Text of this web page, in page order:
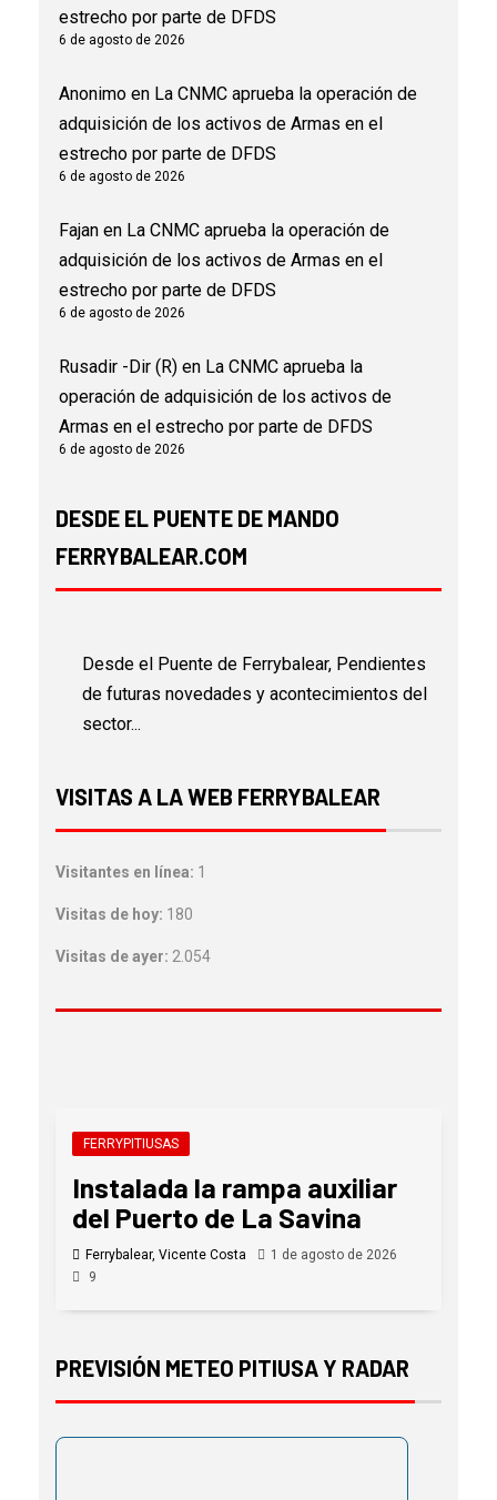
estrecho por parte de DFDS
6 de agosto de 2026
Anonimo en La CNMC aprueba la operación de
adquisición de los activos de Armas en el
estrecho por parte de DFDS
6 de agosto de 2026
Fajan en La CNMC aprueba la operación de
adquisición de los activos de Armas en el
estrecho por parte de DFDS
6 de agosto de 2026
Rusadir -Dir (R) en La CNMC aprueba la
operación de adquisición de los activos de
Armas en el estrecho por parte de DFDS
6 de agosto de 2026
DESDE EL PUENTE DE MANDO
FERRYBALEAR.COM
Desde el Puente de Ferrybalear, Pendientes
de futuras novedades y acontecimientos del
sector...
VISITAS A LA WEB FERRYBALEAR
Visitantes en línea: 1
Visitas de hoy: 180
Visitas de ayer: 2.054
FERRYPITIUSAS
Instalada la rampa auxiliar
del Puerto de La Savina
Ferrybalear, Vicente Costa
1 de agosto de 2026
9
PREVISIÓN METEO PITIUSA Y RADAR